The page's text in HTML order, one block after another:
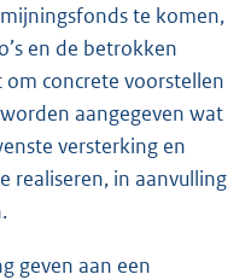
te komen,
en de betrokken
concrete voorstellen
aangegeven wat
versterking en
realiseren, in aanvulling
geven aan een